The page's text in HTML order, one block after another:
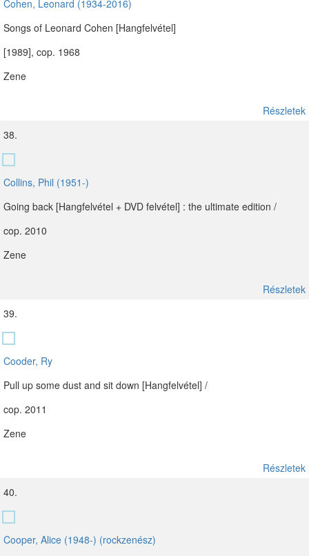
Cohen, Leonard (1934-2016)
Songs of Leonard Cohen [Hangfelvétel]
[1989], cop. 1968
Zene
Részletek
38.
Collins, Phil (1951-)
Going back [Hangfelvétel + DVD felvétel] : the ultimate edition /
cop. 2010
Zene
Részletek
39.
Cooder, Ry
Pull up some dust and sit down [Hangfelvétel] /
cop. 2011
Zene
Részletek
40.
Cooper, Alice (1948-) (rockzenész)